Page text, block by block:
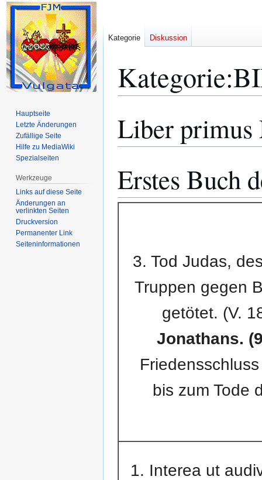
Kategorie:
Navigation
Suche
Liber primus
Erstes Buch
3. Tod Judas,
Truppen gegen
getötet. (V.
Jonathans.
bis zum Tode
1. Interea ut
Kategorie Diskussion
Hauptseite
Letzte Änderungen
Zufällige Seite
Hilfe zu MediaWiki
Spezialseiten
Werkzeuge
Links auf diese Seite
Änderungen an
verlinkten Seiten
Druckversion
Permanenter Link
Seiten­­informationen